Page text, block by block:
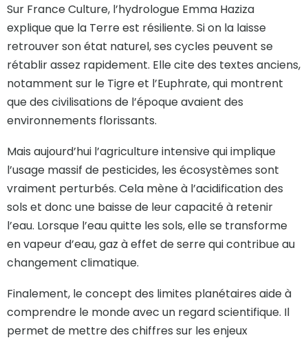
Sur France Culture, l’hydrologue Emma Haziza
explique que la Terre est résiliente. Si on la laisse
retrouver son état naturel, ses cycles peuvent se
rétablir assez rapidement. Elle cite des textes anciens,
notamment sur le Tigre et l’Euphrate, qui montrent
que des civilisations de l’époque avaient des
environnements florissants.
Mais aujourd’hui l’agriculture intensive qui implique
l’usage massif de pesticides, les écosystèmes sont
vraiment perturbés. Cela mène à l’acidification des
sols et donc une baisse de leur capacité à retenir
l’eau. Lorsque l’eau quitte les sols, elle se transforme
en vapeur d’eau, gaz à effet de serre qui contribue au
changement climatique.
Finalement, le concept des limites planétaires aide à
comprendre le monde avec un regard scientifique. Il
permet de mettre des chiffres sur les enjeux